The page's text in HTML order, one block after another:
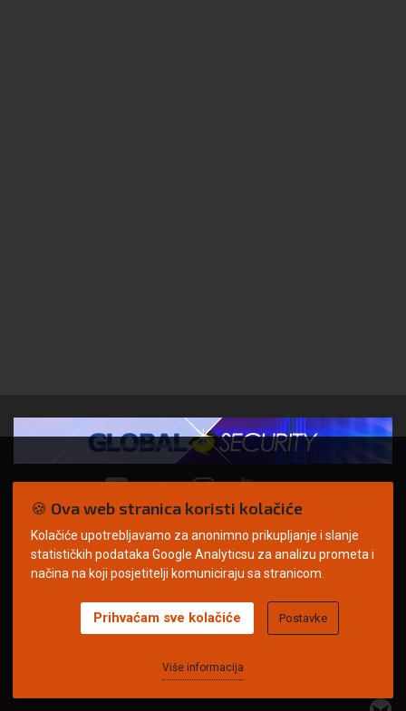
© Copyright 2026. | ARILEO
Uvjeti korištenja Politika privatnosti
Impressum
🍪 Ova web stranica koristi kolačiće
Kolačiće upotrebljavamo za anonimno prikupljanje i slanje
statističkih podataka Google Analyticsu za analizu prometa i
načina na koji posjetitelji komuniciraju sa stranicom.
Više informacija
Prihvaćam sve kolačiće Postavke